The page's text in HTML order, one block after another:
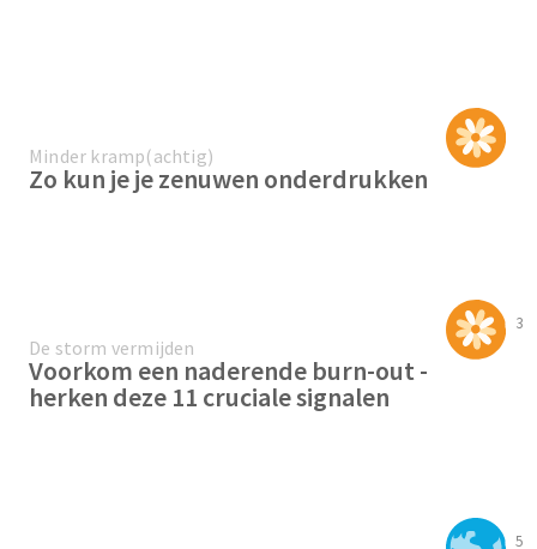
Minder kramp(achtig)
Zo kun je je zenuwen onderdrukken
3
De storm vermijden
Voorkom een naderende burn-out -
herken deze 11 cruciale signalen
5